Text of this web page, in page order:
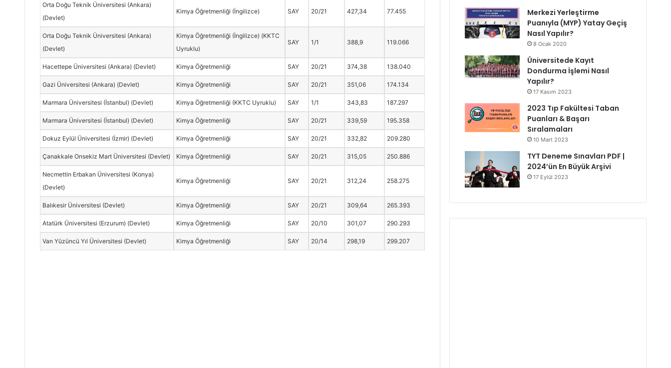
Orta Doğu Teknik Üniversitesi (Ankara)
(Devlet)
Kimya Öğretmenliği (İngilizce) SAY 20/21 427,34 77.455
Orta Doğu Teknik Üniversitesi (Ankara)
(Devlet)
Kimya Öğretmenliği (İngilizce) (KKTC
Uyruklu)
SAY 1/1 388,9 119.066
Hacettepe Üniversitesi (Ankara) (Devlet) Kimya Öğretmenliği SAY 20/21 374,38 138.040
Gazi Üniversitesi (Ankara) (Devlet) Kimya Öğretmenliği SAY 20/21 351,06 174.134
Marmara Üniversitesi (İstanbul) (Devlet) Kimya Öğretmenliği (KKTC Uyruklu) SAY 1/1 343,83 187.297
Marmara Üniversitesi (İstanbul) (Devlet) Kimya Öğretmenliği SAY 20/21 339,59 195.358
Dokuz Eylül Üniversitesi (İzmir) (Devlet) Kimya Öğretmenliği SAY 20/21 332,82 209.280
Çanakkale Onsekiz Mart Üniversitesi (Devlet) Kimya Öğretmenliği SAY 20/21 315,05 250.886
Necmettin Erbakan Üniversitesi (Konya)
(Devlet)
Kimya Öğretmenliği SAY 20/21 312,24 258.275
Balıkesir Üniversitesi (Devlet) Kimya Öğretmenliği SAY 20/21 309,64 265.393
Atatürk Üniversitesi (Erzurum) (Devlet) Kimya Öğretmenliği SAY 20/10 301,07 290.293
Van Yüzüncü Yıl Üniversitesi (Devlet) Kimya Öğretmenliği SAY 20/14 298,19 299.207
Merkezi Yerleştirme
Puanıyla (MYP) Yatay Geçiş
Nasıl Yapılır?
8 Ocak 2020
Üniversitede Kayıt
Dondurma İşlemi Nasıl
Yapılır?
17 Kasım 2023
2023 Tıp Fakültesi Taban
Puanları & Başarı
Sıralamaları
10 Mart 2023
TYT Deneme Sınavları PDF |
2024’ün En Büyük Arşivi
17 Eylül 2023